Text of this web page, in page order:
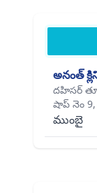
అనంత్
దహిసర్
షాప్ నెం 9,
ముంబై